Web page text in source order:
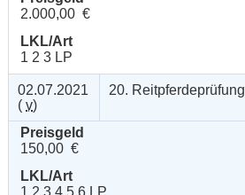
2.000,00 €
LKL/Art
1 2 3 LP
02.07.2021
( v)
20. Reitpferdeprüfung
Preisgeld
150,00 €
LKL/Art
1 2 3 4 5 6 LP